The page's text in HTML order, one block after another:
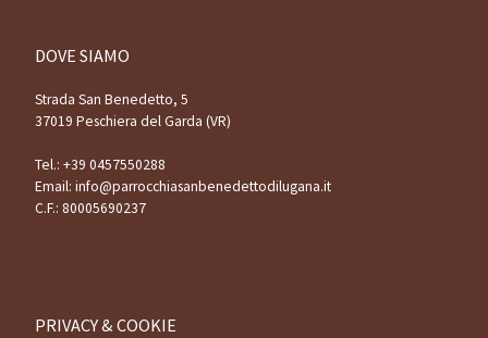
DOVE SIAMO
Strada San Benedetto, 5
37019 Peschiera del Garda (VR)
Tel.: +39 0457550288
Email: info@parrocchiasanbenedettodilugana.it
C.F.: 80005690237
PRIVACY & COOKIE